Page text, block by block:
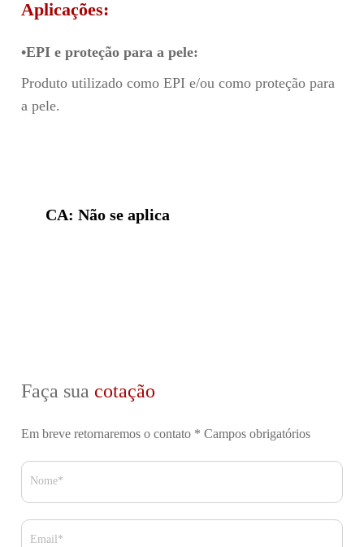
Aplicações:
•EPI e proteção para a pele:
Produto utilizado como EPI e/ou como proteção para
a pele.
CA: Não se aplica
Faça sua cotação
Em breve retornaremos o contato * Campos obrigatórios
Nome*
Email*